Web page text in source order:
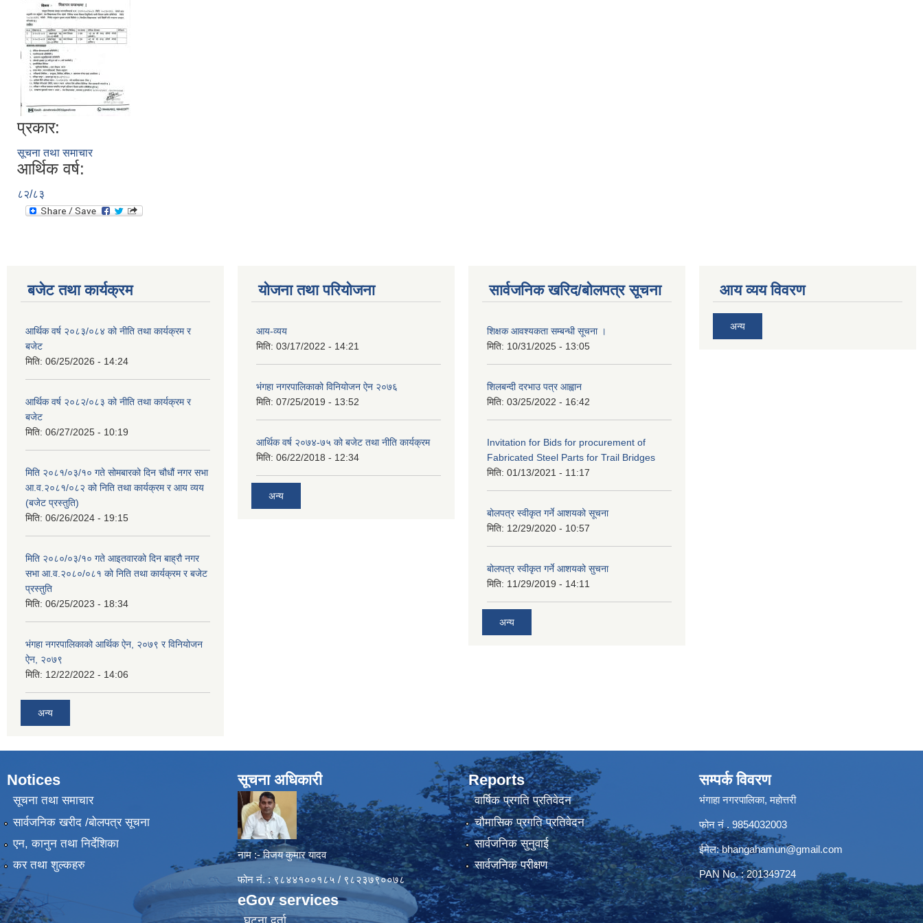
प्रकार:
सूचना तथा समाचार
आर्थिक वर्ष:
८२/८३
बजेट तथा कार्यक्रम
आर्थिक वर्ष २०८३/०८४ को नीति तथा कार्यक्रम र
बजेट
मिति: 06/25/2026 - 14:24
आर्थिक वर्ष २०८२/०८३ को नीति तथा कार्यक्रम र
बजेट
मिति: 06/27/2025 - 10:19
मिति २०८१/०३/१० गते सोमबारको दिन चौधौं नगर सभा
आ.व.२०८१/०८२ को निति तथा कार्यक्रम र आय व्यय
(बजेट प्रस्तुति)
मिति: 06/26/2024 - 19:15
मिति २०८०/०३/१० गते आइतवारको दिन बाह्रौ नगर
सभा आ.व.२०८०/०८१ को निति तथा कार्यक्रम र बजेट
प्रस्तुति
मिति: 06/25/2023 - 18:34
भंगहा नगरपालिकाको आर्थिक ऐन, २०७९ र विनियोजन
ऐन, २०७९
मिति: 12/22/2022 - 14:06
अन्य
योजना तथा परियोजना
आय-व्यय
मिति: 03/17/2022 - 14:21
भंगहा नगरपालिकाको विनियोजन ऐन २०७६
मिति: 07/25/2019 - 13:52
आर्थिक वर्ष २०७४-७५ को बजेट तथा नीति कार्यक्रम
मिति: 06/22/2018 - 12:34
अन्य
सार्वजनिक खरिद/बोलपत्र सूचना
शिक्षक आवश्यकता सम्बन्धी सूचना ।
मिति: 10/31/2025 - 13:05
शिलबन्दी दरभाउ पत्र आह्वान
मिति: 03/25/2022 - 16:42
Invitation for Bids for procurement of
Fabricated Steel Parts for Trail Bridges
मिति: 01/13/2021 - 11:17
बोलपत्र स्वीकृत गर्ने आशयको सूचना
मिति: 12/29/2020 - 10:57
बोलपत्र स्वीकृत गर्ने आशयको सुचना
मिति: 11/29/2019 - 14:11
अन्य
आय व्यय विवरण
अन्य
Notices
सूचना तथा समाचार
सार्वजनिक खरीद /बोलपत्र सूचना
एन, कानुन तथा निर्देशिका
कर तथा शुल्कहरु
सूचना अधिकारी
नाम :- विजय कुमार यादव
फोन नं. : ९८४४१००१८५ / ९८२३७९००७८
eGov services
Reports
वार्षिक प्रगति प्रतिवेदन
चौमासिक प्रगति प्रतिवेदन
सार्वजनिक सुनुवाई
सार्वजनिक परीक्षण
सम्पर्क विवरण
भंगाहा नगरपालिका, महोत्तरी
फोन नं . 9854032003
ईमेल:bhangahamun@gmail.com
PAN No. : 201349724